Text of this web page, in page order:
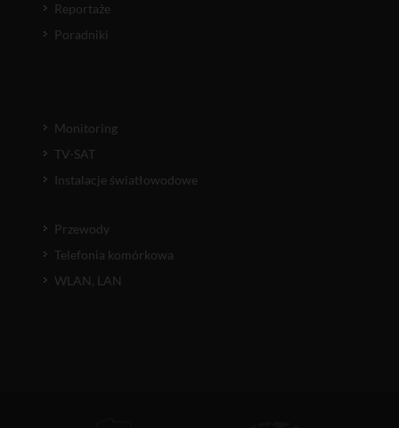
Reportaże
Poradniki
Monitoring
TV-SAT
Instalacje światłowodowe
Przewody
Telefonia komórkowa
WLAN, LAN